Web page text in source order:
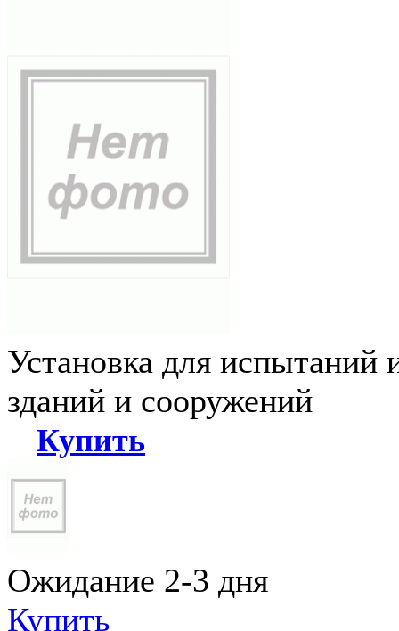
Установка для испытаний
зданий и сооружений
Купить
Ожидание 2-3 дня
Купить